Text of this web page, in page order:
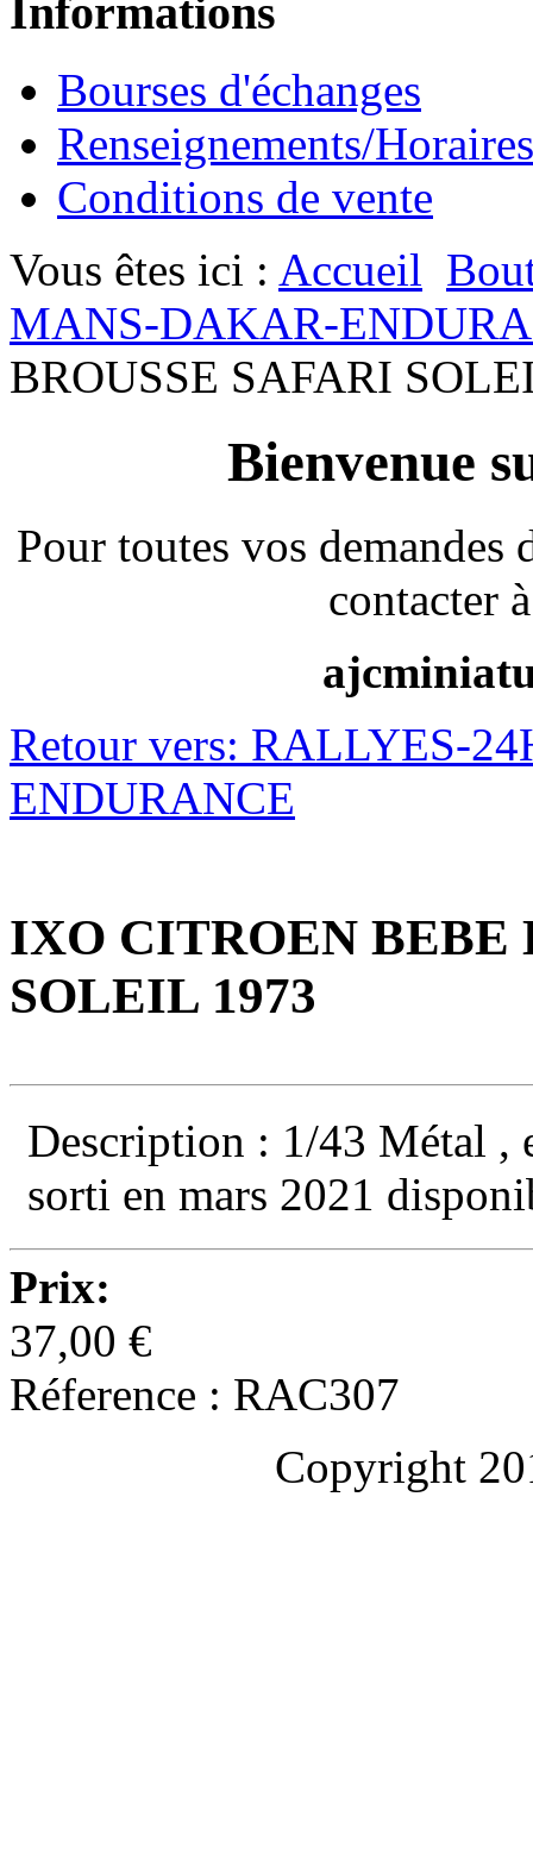
Informations
Bourses d'échanges
Renseignements/Horaires
Conditions de vente
Vous êtes ici : Accueil
MANS-DAKAR-
BROUSSE SAFARI
Bienvenue
Pour toutes vos
contacter
Retour vers: RALLYES-
ENDURANCE
IXO CITROEN BEBE
SOLEIL 1973
Description : 1/43 Métal ,
sorti en mars 2021
Prix:
37,00 €
Réference : RAC307
Copyright